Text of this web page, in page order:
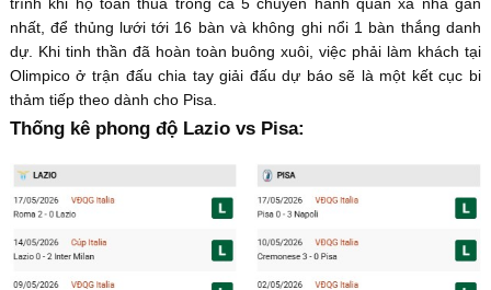
nhất, để thủng lưới tới 16 bàn và không ghi nổi 1 bàn thắng danh
dự. Khi tinh thần đã hoàn toàn buông xuôi, việc phải làm khách tại
Olimpico ở trận đấu chia tay giải đấu dự báo sẽ là một kết cục bi
thảm tiếp theo dành cho Pisa.
Thống kê phong độ Lazio vs Pisa: